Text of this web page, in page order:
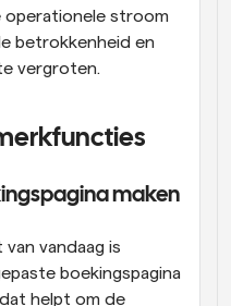
operationele stroom
betrokkenheid en
vergroten.
maken
vandaag is
boekingspagina
helpt om de